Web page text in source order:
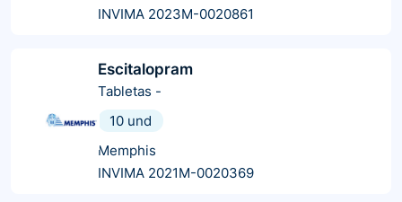
INVIMA 2023M-0020861
Escitalopram
Tabletas -
10 und
Memphis
INVIMA 2021M-0020369